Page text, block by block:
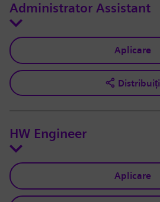
Administrator Assistant
Aplicare
Distribuiți
HW Engineer
Aplicare